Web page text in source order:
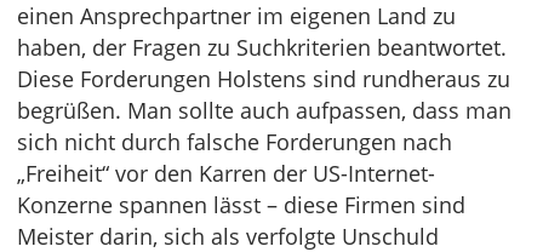
einen Ansprechpartner im eigenen Land zu
haben, der Fragen zu Suchkriterien beantwortet.
Diese Forderungen Holstens sind rundheraus zu
begrüßen. Man sollte auch aufpassen, dass man
sich nicht durch falsche Forderungen nach
„Freiheit“ vor den Karren der US-Internet-
Konzerne spannen lässt – diese Firmen sind
Meister darin, sich als verfolgte Unschuld